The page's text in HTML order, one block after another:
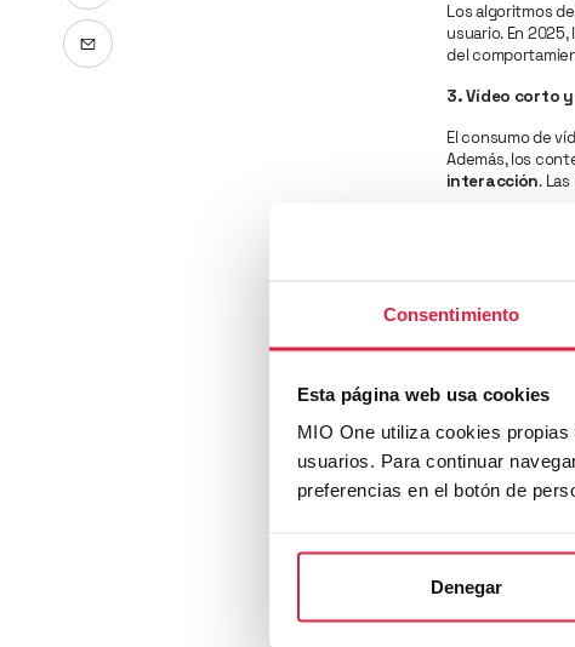
Consentimiento
Esta página web usa cookies
MIO One utiliza cookies
usuarios. Para continuar
preferencias en el botón de
Denegar
Los algoritmos
usuario. En 2025,
del
3. Vídeo corto
El consumo de
Además, los
interacción.
virtual que
5. Comunidad
Los usuarios
confianza y la
En lo que
y la
Escrito por un
Enviar por email